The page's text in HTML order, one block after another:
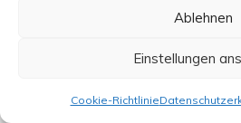
Ablehnen
Einstellungen
Cookie-Richtlinie
So richtig habe ich das nie
Warum soll es nicht möglich sein ,